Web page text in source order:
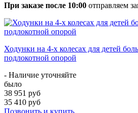
При заказе после 10:00 отправляем
Ходунки на 4-х колесах для детей
подлокотной опорой
- Наличие уточняйте
было
38 951 руб
35 410 руб
Позвонить и купить